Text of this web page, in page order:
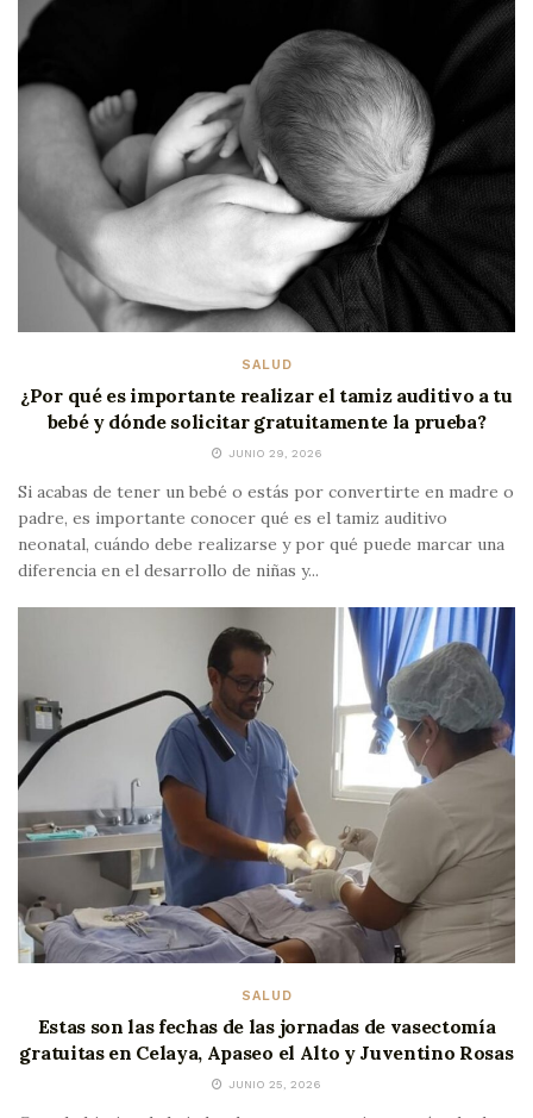
SALUD
¿Por qué es importante realizar el tamiz auditivo a tu
bebé y dónde solicitar gratuitamente la prueba?
JUNIO 29, 2026
Si acabas de tener un bebé o estás por convertirte en madre o
padre, es importante conocer qué es el tamiz auditivo
neonatal, cuándo debe realizarse y por qué puede marcar una
diferencia en el desarrollo de niñas y...
SALUD
Estas son las fechas de las jornadas de vasectomía
gratuitas en Celaya, Apaseo el Alto y Juventino Rosas
JUNIO 25, 2026